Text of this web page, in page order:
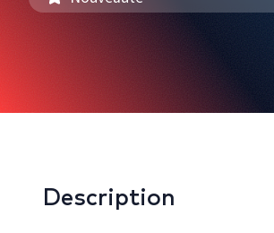
Description
Bureautique et infonuagique
Découvrez comment personnaliser nos